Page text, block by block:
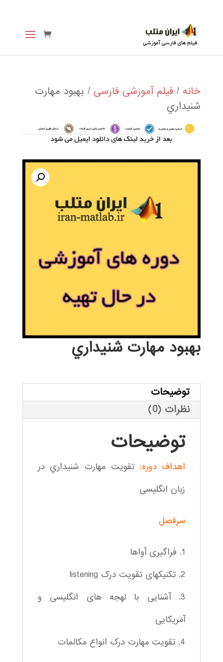
خانه / فیلم آموزشی فارسی / بهبود مهارت
شنيداري
بهبود مهارت شنيداري
توضیحات
نظرات (0)
توضیحات
اهداف دوره: تقویت مهارت شنيداري در
زبان انگلیسی
سرفصل
1. فراگیری آواها
2. تکنیکهای تقویت درک listening
3. آشنایی با لهجه های انگلیسی و
آمریکایی
4. تقویت مهارت درک انواع مکالمات